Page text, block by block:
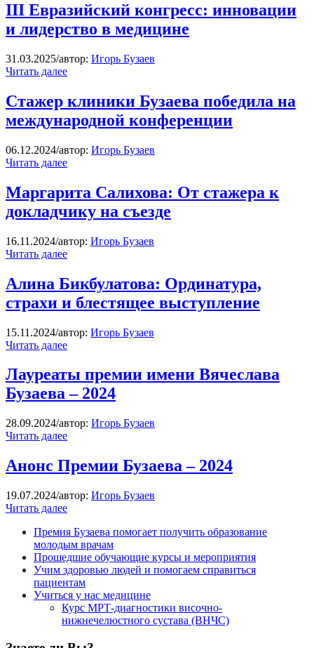
III Евразийский конгресс: инновации
и лидерство в медицине
31.03.2025/автор: Игорь Бузаев
Читать далее
Стажер клиники Бузаева победила на
международной конференции
06.12.2024/автор: Игорь Бузаев
Читать далее
Маргарита Салихова: От стажера к
докладчику на съезде
16.11.2024/автор: Игорь Бузаев
Читать далее
Алина Бикбулатова: Ординатура,
страхи и блестящее выступление
15.11.2024/автор: Игорь Бузаев
Читать далее
Лауреаты премии имени Вячеслава
Бузаева – 2024
28.09.2024/автор: Игорь Бузаев
Читать далее
Анонс Премии Бузаева – 2024
19.07.2024/автор: Игорь Бузаев
Читать далее
Премия Бузаева помогает получить образование
молодым врачам
Прошедшие обучающие курсы и мероприятия
Учим здоровью людей и помогаем справиться
пациентам
Учиться у нас медицине
Курс МРТ-диагностики височно-
нижнечелюстного сустава (ВНЧС)